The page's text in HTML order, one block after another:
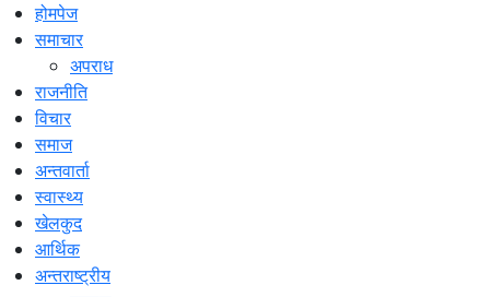
होमपेज
समाचार
अपराध
राजनीति
विचार
समाज
अन्तवार्ता
स्वास्थ्य
खेलकुद
आर्थिक
अन्तराष्ट्रीय